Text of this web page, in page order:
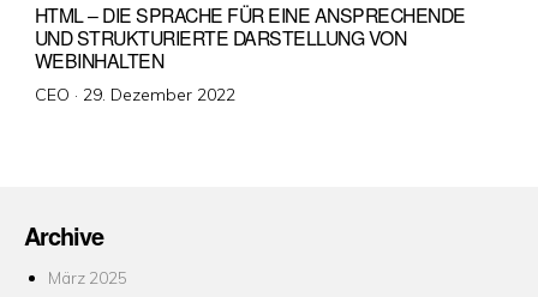
HTML – DIE SPRACHE FÜR EINE ANSPRECHENDE
UND STRUKTURIERTE DARSTELLUNG VON
WEBINHALTEN
CEO · Veröffentlicht
29. Dezember 2022
Archive
März 2025